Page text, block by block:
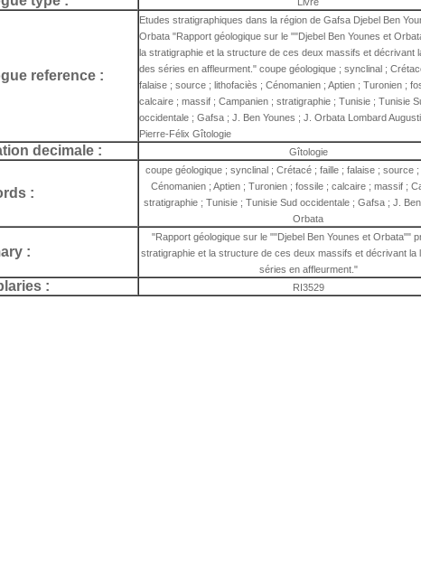
reference :
Etudes stratigraphiques dans la région de Gafsa Djebel Ben
Orbata "Rapport géologique sur le ""Djebel Ben Younes et
la stratigraphie et la structure de ces deux massifs et décrivant
des séries en affleurment." coupe géologique ; synclinal ;
falaise ; source ; lithofaciès ; Cénomanien ; Aptien ; Turonien ;
calcaire ; massif ; Campanien ; stratigraphie ; Tunisie ; Tunisie
occidentale ; Gafsa ; J. Ben Younes ; J. Orbata Lombard
Pierre-Félix Gîtologie
decimale : Gîtologie
:
coupe géologique ; synclinal ; Crétacé ; faille ; falaise ; source ;
Cénomanien ; Aptien ; Turonien ; fossile ; calcaire ; massif ;
stratigraphie ; Tunisie ; Tunisie Sud occidentale ; Gafsa ; J. Ben
Orbata
:
"Rapport géologique sur le ""Djebel Ben Younes et Orbata""
stratigraphie et la structure de ces deux massifs et décrivant la
séries en affleurment."
: RI3529